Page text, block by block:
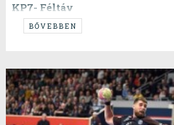
KP7- Féltáv
Éledezzünk feleim, éledezzünk!
BŐVEBBEN